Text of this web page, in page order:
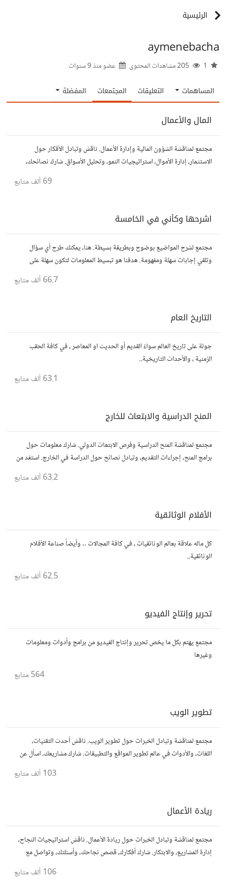
الرئيسية
aymenebacha
عضو منذ9 سنوات
المساهمات التعليقات المجتمعات المفضلة
المال والأعمال
مجتمع لمناقشة الشؤون المالية وإدارة الأعمال. ناقش وتبادل الأفكار حول
الاستثمار، إدارة الأموال، استراتيجيات النمو، وتحليل الأسواق. شارك نصائحك،
69 ألف متابع
اشرحها وكأني في الخامسة
مجتمع لشرح المواضيع بوضوح وبطريقة بسيطة. هنا، يمكنك طرح أي سؤال
وتلقي إجابات سهلة ومفهومة. هدفنا هو تبسيط المعلومات لتكون سهلة على
66.7 ألف متابع
التاريخ العام
جولة على تاريخ العالم سواءً القديم أو الحديث او المعاصر ، في كافة الحقب
الزمنية ، والأحداث التاريخية..
63.1 ألف متابع
المنح الدراسية والابتعاث للخارج
مجتمع لمناقشة المنح الدراسية وفرص الابتعاث الدولي. شارك معلومات حول
برامج المنح، إجراءات التقديم، وتبادل نصائح حول الدراسة في الخارج. استفد من
63.2 ألف متابع
الأفلام الوثائقية
كل ماله علاقة بعالم الوثائقيات ، في كافة المجالات .. وأيضاً صناعة الأفلام
الوثائقية..
62.5 ألف متابع
تحرير وإنتاج الفيديو
مجتمع يهتم بكل ما يخص تحرير وإنتاج الفيديو من برامج وأدوات ومعلومات
وغيرها
564متابع
تطوير الويب
مجتمع لمناقشة وتبادل الخبرات حول تطوير الويب. ناقش أحدث التقنيات،
اللغات، والأدوات في عالم تطوير المواقع والتطبيقات. شارك مشاريعك، اسأل عن
103 ألف متابع
ريادة الأعمال
مجتمع لمناقشة وتبادل الخبرات حول ريادة الأعمال. ناقش استراتيجيات النجاح،
إدارة المشاريع، والابتكار. شارك أفكارك، قصص نجاحك، وأسئلتك، وتواصل مع
106 ألف متابع